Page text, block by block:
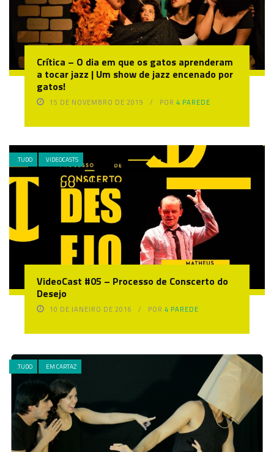
Crítica – O dia em que os gatos aprenderam
a tocar jazz | Um show de jazz encenado por
gatos!
15 DE NOVEMBRO DE 2019 POR4 PAREDE
.TUDO VIDEOCASTS
VideoCast #05 – Processo de Conscerto do
Desejo
10 DE JANEIRO DE 2016 POR4 PAREDE
.TUDO EM CARTAZ